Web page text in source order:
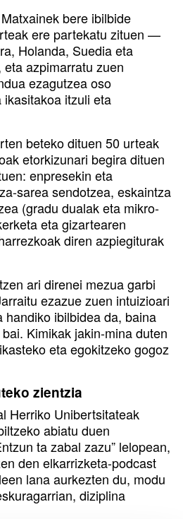
bere ibilbide
ere partekatu zituen —
Holanda, Suedia eta
azpimarratu zuen
ezagutzea oso
itzuli eta
beteko dituen 50 urteak
etorkizunari begira dituen
enpresekin eta
sarea sendotzea, eskaintza
(gradu dualak eta mikro-
eta gizartearen
diren azpiegiturak
ari direnei mezua garbi
ezazue zuen intuizioari
handiko ibilbidea da, baina
Kimikak jakin-mina duten
eta egokitzeko gogoz
zientzia
Herriko Unibertsitateak
abiatu duen
ta zabal zazu” lelopean,
den elkarrizketa-podcast
lana aurkezten du, modu
diziplina